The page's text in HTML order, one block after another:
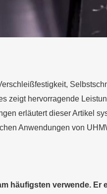
zeigt hervorragende
erläutert dieser Artikel
Anwendungen von
häufigsten verwende. Er